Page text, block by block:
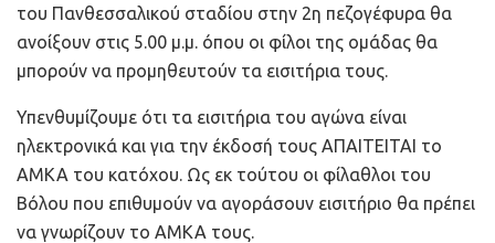
του Πανθεσσαλικού σταδίου στην 2η πεζογέφυρα θα
ανοίξουν στις 5.00 μ.μ. όπου οι φίλοι της ομάδας θα
μπορούν να προμηθευτούν τα εισιτήρια τους.
Υπενθυμίζουμε ότι τα εισιτήρια του αγώνα είναι
ηλεκτρονικά και για την έκδοσή τους ΑΠΑΙΤΕΙΤΑΙ το
ΑΜΚΑ του κατόχου. Ως εκ τούτου οι φίλαθλοι του
Βόλου που επιθυμούν να αγοράσουν εισιτήριο θα πρέπει
να γνωρίζουν το ΑΜΚΑ τους.